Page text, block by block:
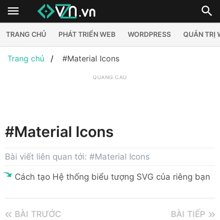
TRANG CHỦ PHÁT TRIỂN WEB WORDPRESS QUẢN TRỊ
Trang chủ #Material Icons
QUẢNG CÁO
#Material Icons
Bài viết liên quan tới: #Material Icons
Cách tạo Hệ thống biểu tượng SVG của riêng bạn
BÀI TRƯỚC BÀI TIẾP